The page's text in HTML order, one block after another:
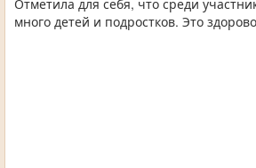
Отметила для себя, что среди
много детей и подростков. Это